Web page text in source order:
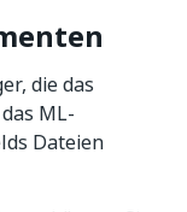
die das
ML-
Dateien